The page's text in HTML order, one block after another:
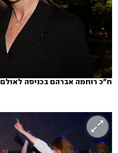
ח"כ רוחמה אברהם בכניסה לאולם